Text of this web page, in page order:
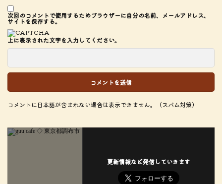
更新情報など発信していきます
次回のコメントで使用するためブラウザーに自分の名前、メールアドレス、
サイトを保存する。
上に表示された文字を入力してください。
コメントに日本語が含まれない場合は表示できません。（スパム対策）